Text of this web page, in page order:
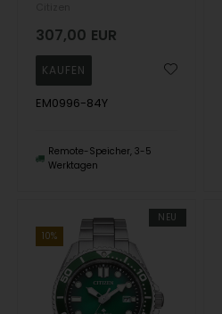
307,00 EUR
EM0996-84Y
Remote-Speicher, 3-5
Werktagen
NEU
10%